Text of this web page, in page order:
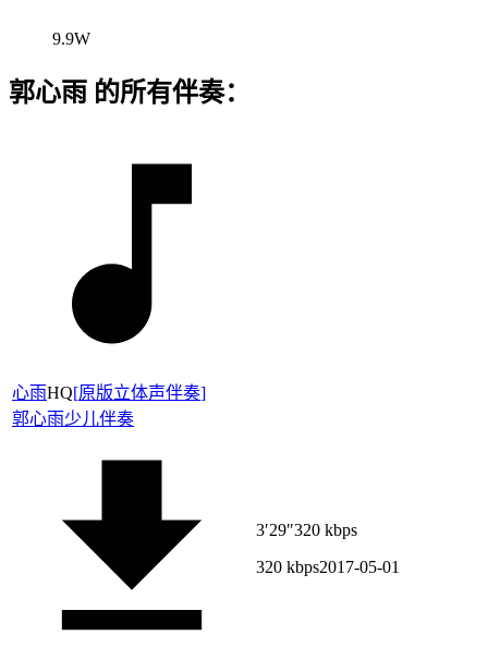
9.9W
郭心雨 的所有伴奏：
心雨HQ[原版立体声伴奏]
郭心雨少儿伴奏
3′29″320 kbps
320 kbps2017-05-01